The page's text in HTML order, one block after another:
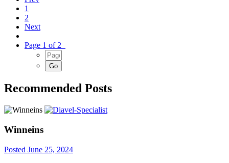
1
2
Next
Page 1 of 2
Recommended Posts
Winneins
Posted June 25, 2024